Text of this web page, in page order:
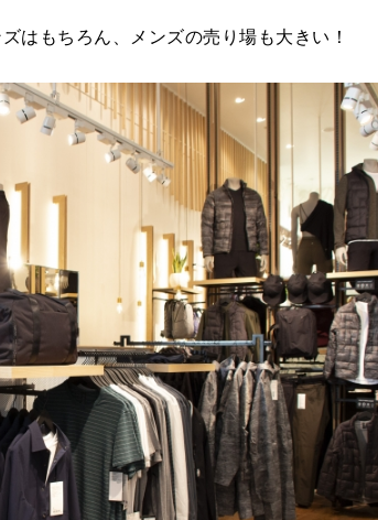
はもちろん、メンズの売り場も大きい！